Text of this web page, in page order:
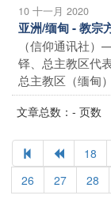
10 十一月 2020
亚洲/缅甸 - 教宗
（信仰通讯社
铎、总主教区代
总主教区（缅甸
文章总数：- 页数
18
26
27 28